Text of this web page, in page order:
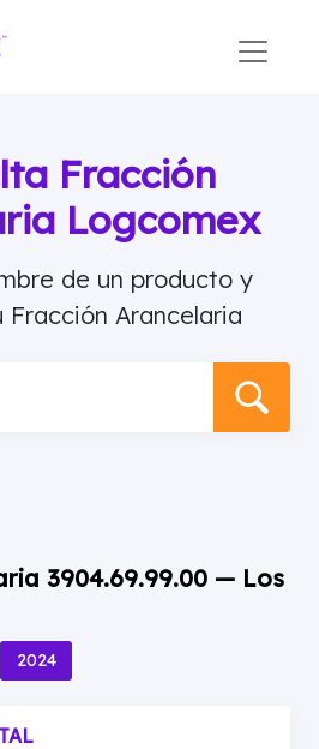
Fracción
Logcomex
de un producto y
Fracción Arancelaria
3904.69.99.00 — Los
2024